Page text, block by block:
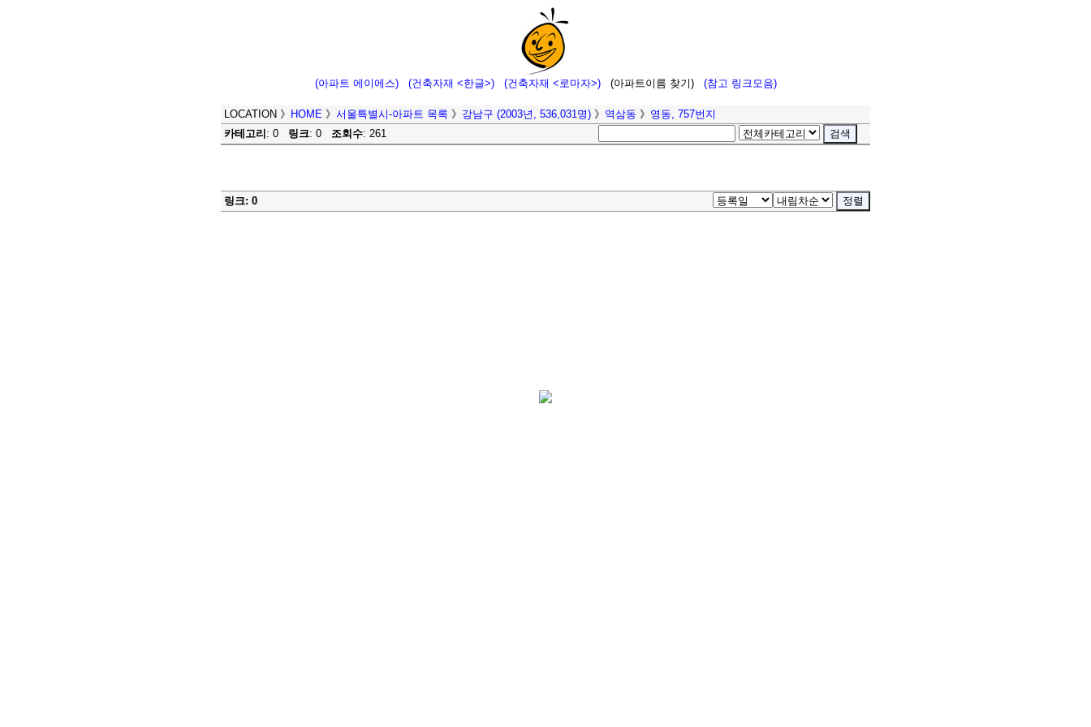
(아파트 에이에스) (건축자재 <한글>) (건축자재 <로마자>) (아파트이름 찾기) (참고 링크모음)
LOCATION 》 HOME 》 서울특별시-아파트 목록 》 강남구 (2003년, 536,031명) 》 역삼동 》 영동, 757번지
카테고리 : 0 링크: 0 조회수: 261
링크: 0